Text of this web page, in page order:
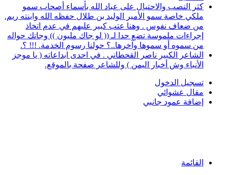
كثر النصب والاحتيال على عباد الله بأسماء أصحاب سمو
ملكي خاصة سمو الأمير الوليد بن طلال حفظه الله وابنته ريم.
من ضعاف نفوس . وهنا عتب كبير عليهم في عدم اتخاذ
إجراءات ملموسة تضع حدا لـ (( لو جاك مليون )) وجاتك حواله
من سموه أو سموها وآخرها..؟ حولنا رسوم الخدمة. !!! ؟.
الشاعر الكبير ناصر القحطاني . في احدى ابداعاته ( يا موجز
الأنباء وش أخبار اليمن ) وللشاعر صفحة بالموقع.
تسجيل الدخول
مقال عشوائي
إضافة عمود جانبي
القائمة